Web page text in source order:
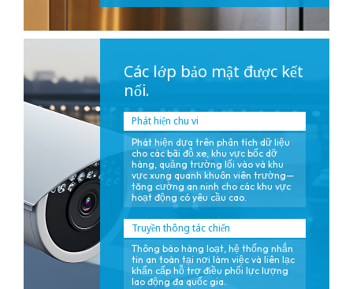
Các lớp bảo mật được kết
nối.
Phát hiện chu vi
Phát hiện dựa trên phân tích dữ liệu
cho các bãi đỗ xe, khu vực bốc dỡ
hàng, quảng trường lối vào và khu
vực xung quanh khuôn viên trường—
tăng cường an ninh cho các khu vực
hoạt động có yêu cầu cao.
Truyền thông tác chiến
Thông báo hàng loạt, hệ thống nhắn
tin an toàn tại nơi làm việc và liên lạc
khẩn cấp hỗ trợ điều phối lực lượng
lao động đa quốc gia.